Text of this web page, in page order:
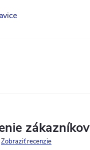
zákazníkov
Zobraziť recenzie